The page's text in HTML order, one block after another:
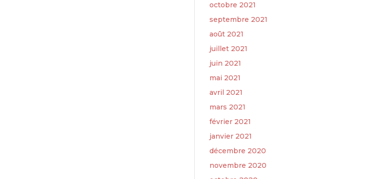
octobre 2021
septembre 2021
août 2021
juillet 2021
juin 2021
mai 2021
avril 2021
mars 2021
février 2021
janvier 2021
décembre 2020
novembre 2020